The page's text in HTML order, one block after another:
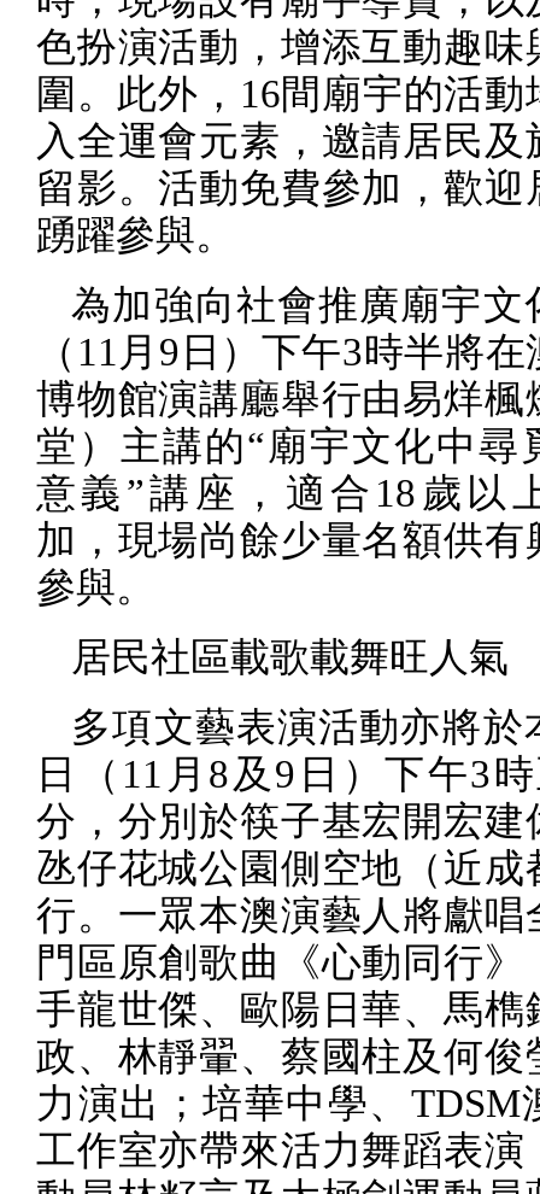
色扮演活動，增添互動趣味
圍。此外， 16間廟宇的活動
入全運會元素，邀請居民及
留影。活動免費參加，歡迎
踴躍參與。
為加強向社會推廣廟宇文
（ 11 月 9 日）下午3時半將在
博物館演講廳舉行由易烊楓
堂）主講的“廟宇文化中尋
意義”講座，適合 18 歲以
加，現場尚餘少量名額供有
參與。
居民社區載歌載舞旺人氣
多項文藝表演活動亦將於
日（ 11 月 8及 9 日）下午3
分，分別於筷子基宏開宏建
氹仔花城公園側空地（近成
行。一眾本澳演藝人將獻唱
門區原創歌曲《心動同行》
手龍世傑、歐陽日華、馬檇
政、林靜翬、蔡國柱及何俊
力演出；培華中學、 TDSM
工作室亦帶來活力舞蹈表演